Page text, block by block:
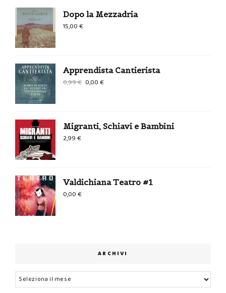
Dopo la Mezzadria
15,00€
Apprendista Cantierista
0,99€
era:
0,99 €.
0,00€
è:
0,00 €.
Migranti, Schiavi e Bambini
2,99€
Valdichiana Teatro #1
0,00€
ARCHIVI
Archivi